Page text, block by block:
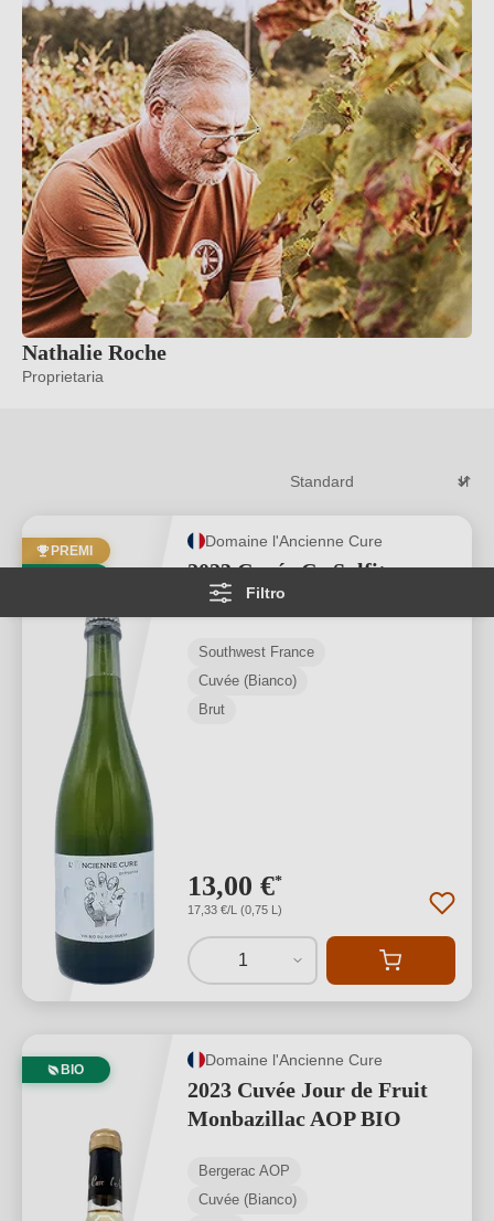
ufficiale nel 1968 e all’apertura della sala degustazione
lungo la Strada Nazionale 21.Per saperne di più→
Nathalie Roche
Proprietaria
Filtro
PREMI
Domaine l'Ancienne Cure
2023 Cuvée Ça Sulfit
"Pet'Nat" BIO
Southwest France
Cuvée (Bianco)
Brut
13,00 €*
17,33 €/L (0,75 L)
1
BIO
Domaine l'Ancienne Cure
2023 Cuvée Jour de Fruit
Monbazillac AOP BIO
Bergerac AOP
Cuvée (Bianco)